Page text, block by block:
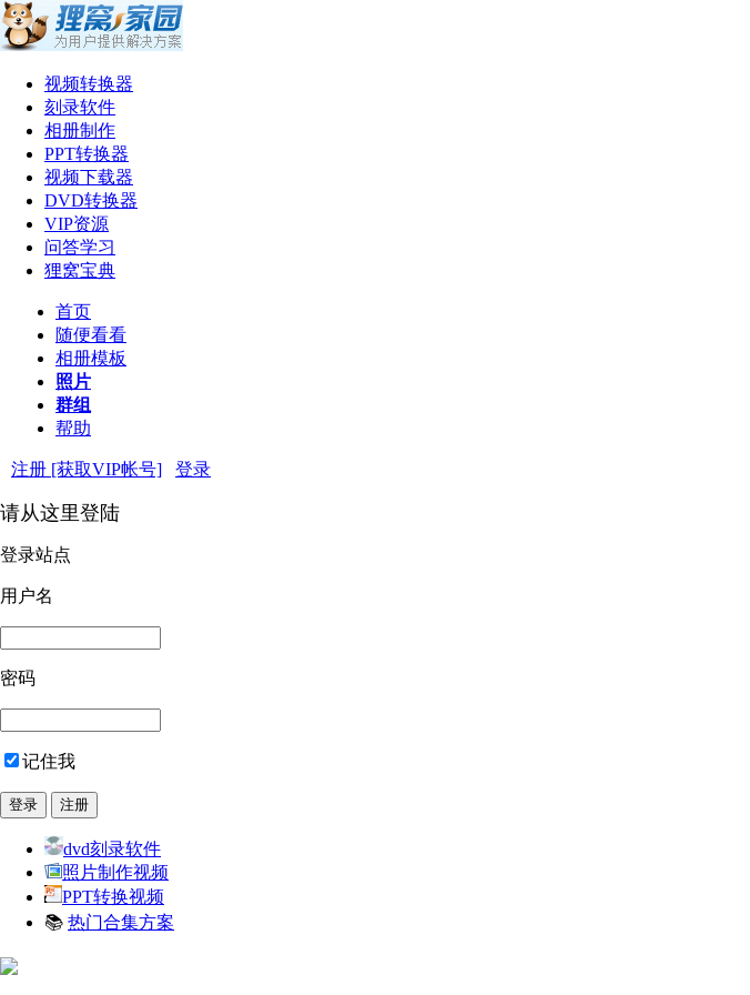
视频转换器
刻录软件
相册制作
PPT转换器
视频下载器
DVD转换器
VIP资源
问答学习
狸窝宝典
首页
随便看看
相册模板
照片
群组
帮助
注册 [获取VIP帐号] 登录
请从这里登陆
登录站点
用户名
密码
记住我
dvd刻录软件
照片制作视频
PPT转换视频
📚 热门合集方案